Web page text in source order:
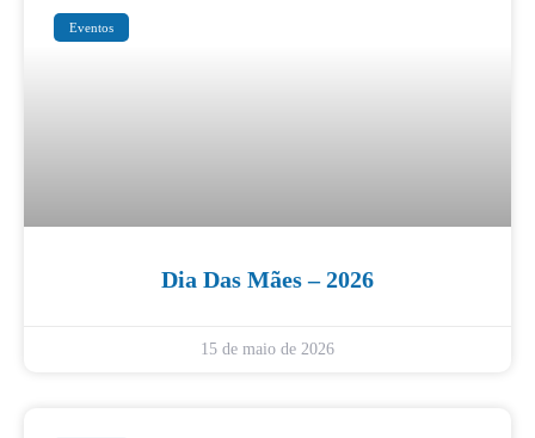
Eventos
Dia Das Mães – 2026
15 de maio de 2026